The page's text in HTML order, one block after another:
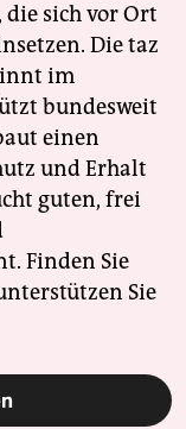
sich vor Ort
Die taz
im
bundesweit
einen
und Erhalt
guten, frei
Finden Sie
Sie